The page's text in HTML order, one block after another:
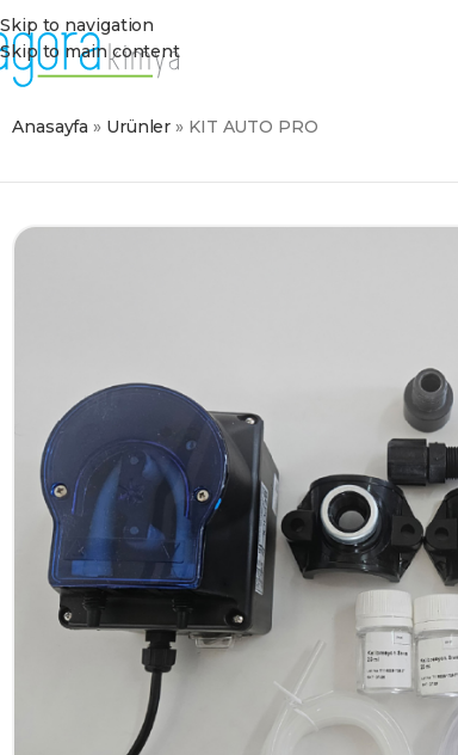
Skip to navigation
Skip to main content
Anasayfa » Ürünler » KIT AUTO PRO